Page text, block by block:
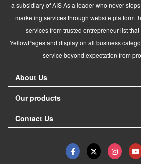
a subsidiary of AIS As a leader who never
marketing services through website platform
services from trusted entrepreneur list
YellowPages and display on all business
service beyond expectation from
About Us
Our products
Contact Us